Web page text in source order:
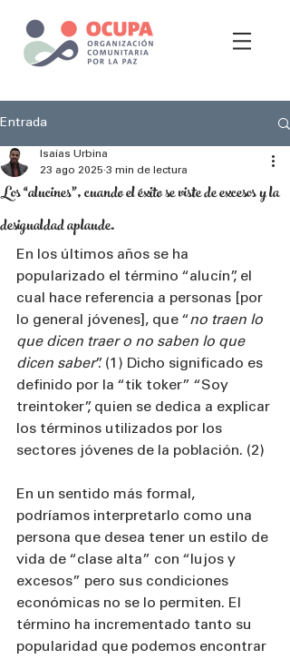
Entrada
Los “alucines”, cuando el éxito se viste de excesos y la
desigualdad aplaude.
Isaías Urbina
23 ago 2025 3 min de lectura
En los últimos años se ha
popularizado el término “alucín”, el
cual hace referencia a personas [por
lo general jóvenes], que “no traen lo
que dicen traer o no saben lo que
dicen saber”. (1) Dicho significado es
definido por la “tik toker” “Soy
treintoker”, quien se dedica a explicar
los términos utilizados por los
sectores jóvenes de la población. (2)
En un sentido más formal,
podríamos interpretarlo como una
persona que desea tener un estilo de
vida de “clase alta” con “lujos y
excesos” pero sus condiciones
económicas no se lo permiten. El
término ha incrementado tanto su
popularidad que podemos encontrar